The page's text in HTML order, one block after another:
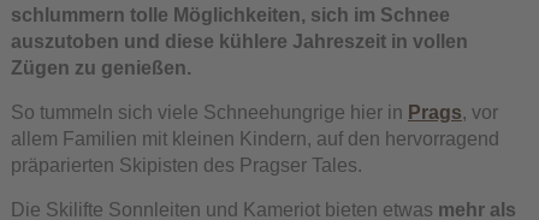
schlummern tolle Möglichkeiten, sich im Schnee
auszutoben und diese kühlere Jahreszeit in vollen
Zügen zu genießen.
So tummeln sich viele Schneehungrige hier in Prags, vor
allem Familien mit kleinen Kindern, auf den hervorragend
präparierten Skipisten des Pragser Tales.
Die Skilifte Sonnleiten und Kameriot bieten etwas mehr als